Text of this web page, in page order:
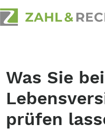
Schwerpunkte
Ratgeber
Was Sie
prüfen